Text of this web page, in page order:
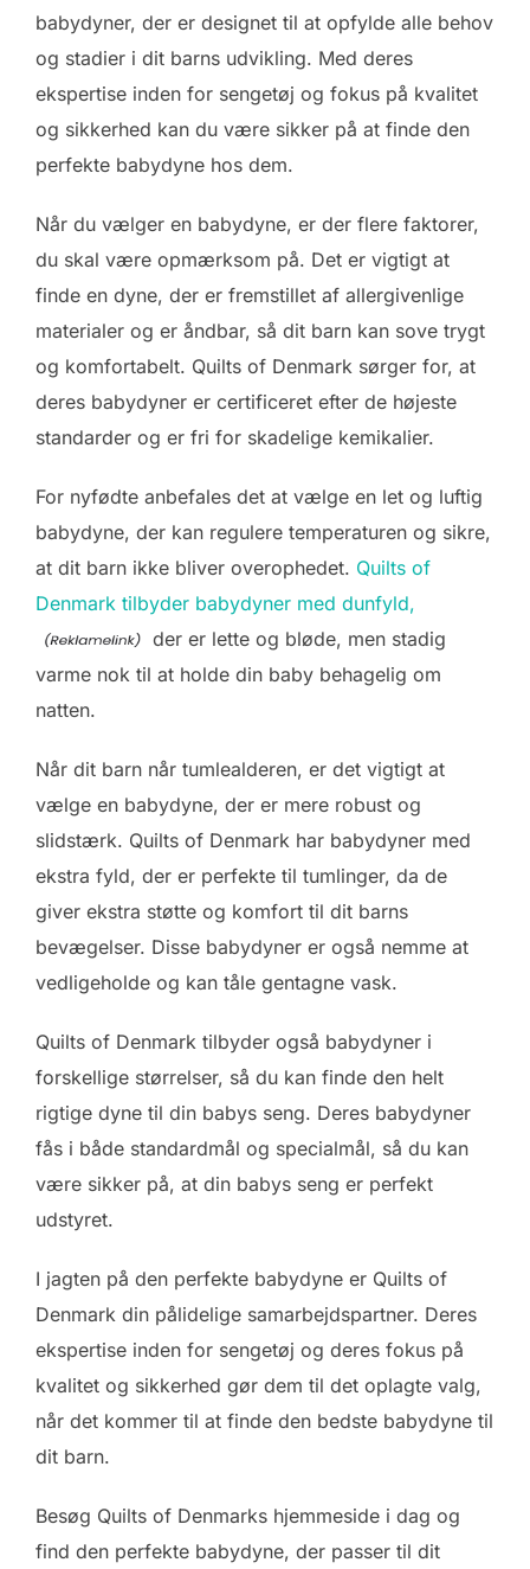
babydyner, der er designet til at opfylde alle behov
og stadier i dit barns udvikling. Med deres
ekspertise inden for sengetøj og fokus på kvalitet
og sikkerhed kan du være sikker på at finde den
perfekte babydyne hos dem.
Når du vælger en babydyne, er der flere faktorer,
du skal være opmærksom på. Det er vigtigt at
finde en dyne, der er fremstillet af allergivenlige
materialer og er åndbar, så dit barn kan sove trygt
og komfortabelt. Quilts of Denmark sørger for, at
deres babydyner er certificeret efter de højeste
standarder og er fri for skadelige kemikalier.
For nyfødte anbefales det at vælge en let og luftig
babydyne, der kan regulere temperaturen og sikre,
at dit barn ikke bliver overophedet. Quilts of
Denmark tilbyder babydyner med dunfyld,
der er lette og bløde, men stadig
varme nok til at holde din baby behagelig om
natten.
Når dit barn når tumlealderen, er det vigtigt at
vælge en babydyne, der er mere robust og
slidstærk. Quilts of Denmark har babydyner med
ekstra fyld, der er perfekte til tumlinger, da de
giver ekstra støtte og komfort til dit barns
bevægelser. Disse babydyner er også nemme at
vedligeholde og kan tåle gentagne vask.
Quilts of Denmark tilbyder også babydyner i
forskellige størrelser, så du kan finde den helt
rigtige dyne til din babys seng. Deres babydyner
fås i både standardmål og specialmål, så du kan
være sikker på, at din babys seng er perfekt
udstyret.
I jagten på den perfekte babydyne er Quilts of
Denmark din pålidelige samarbejdspartner. Deres
ekspertise inden for sengetøj og deres fokus på
kvalitet og sikkerhed gør dem til det oplagte valg,
når det kommer til at finde den bedste babydyne til
dit barn.
Besøg Quilts of Denmarks hjemmeside i dag og
find den perfekte babydyne, der passer til dit